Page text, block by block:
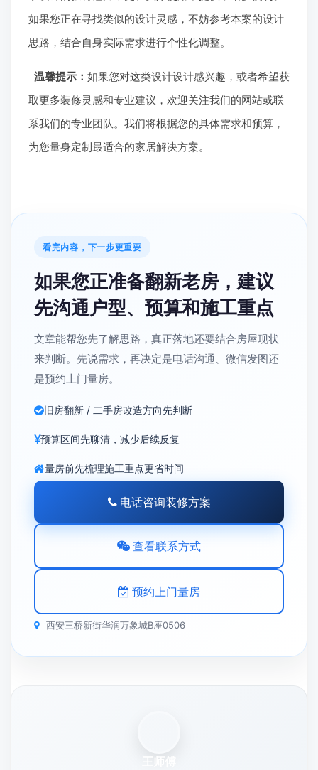
如果您正在寻找类似的设计灵感，不妨参考本案的设计
思路，结合自身实际需求进行个性化调整。
温馨提示： 如果您对这类设计设计感兴趣，或者希望获
取更多装修灵感和专业建议，欢迎关注我们的网站或联
系我们的专业团队。我们将根据您的具体需求和预算，
为您量身定制最适合的家居解决方案。
看完内容，下一步更重要
如果您正准备翻新老房，建议
先沟通户型、预算和施工重点
文章能帮您先了解思路，真正落地还要结合房屋现状
来判断。先说需求，再决定是电话沟通、微信发图还
是预约上门量房。
旧房翻新 / 二手房改造方向先判断
预算区间先聊清，减少后续反复
量房前先梳理施工重点更省时间
电话咨询装修方案
查看联系方式
预约上门量房
西安三桥新街华润万象城B座0506
王师傅